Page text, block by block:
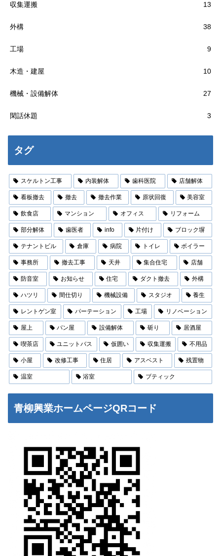
収集運搬 13
外構 38
工場 9
木造・建屋 10
機械・設備解体 27
閑話休題 3
タグ
スケルトン工事 内装解体 歯科医院 店舗解体
看板撤去 撤去 撤去作業 原状回復 美容室
飲食店 マンション オフィス リフォーム
部分解体 歯医者 info 片付け ブロック塀
テナントビル 倉庫 病院 トイレ ボイラー
事務所 撤去工事 天井 集合住宅 店舗
防音室 お知らせ 住宅 ダクト撤去 外構
ハツリ 間仕切り 機械設備 スタジオ 養生
レントゲン室 パーテーション 工場 リノベーション
屋上 パン屋 設備解体 斫り 居酒屋
喫茶店 ユニットバス 仮囲い 収集運搬 不用品
小屋 改修工事 住居 アスベスト 残置物
温室 浴室 ブティック
青柳興業ホームページQRコード